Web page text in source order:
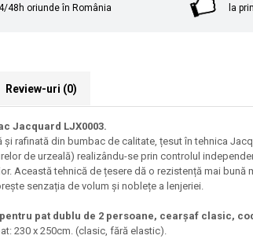
48h oriunde în România la
Review-uri (0)
Jacquard LJX0003.
și rafinată din bumbac de calitate, țesut în tehnica
de urzeală) realizându-se prin controlul
Această tehnică de țesere dă o rezistență mai
senzația de volum și noblețe a lenjeriei.
pat dublu de 2 persoane, cearșaf clasic,
230 x 250cm. (clasic, fără elastic).